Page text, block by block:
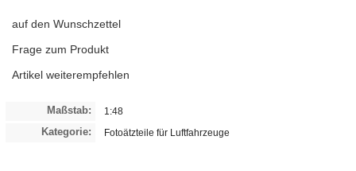
auf den Wunschzettel
Frage zum Produkt
Artikel weiterempfehlen
Maßstab: 1:48
Kategorie: Fotoätzteile für Luftfahrzeuge